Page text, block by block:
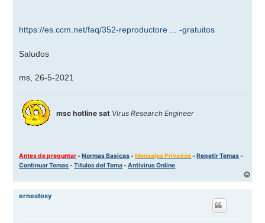
https://es.ccm.net/faq/352-reproductore ... -gratuitos
Saludos
ms, 26-5-2021
msc hotline sat Virus Research Engineer
Antes de preguntar-Normas Basicas-Mensajes Privados-Repetir Temas-
Continuar Temas-Titulos del Tema-Antivirus Online
r
ernestoxy